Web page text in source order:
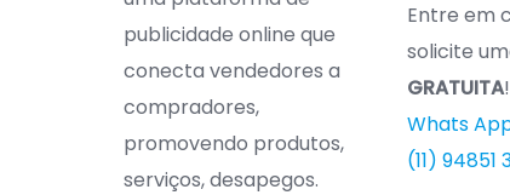
publicidade online que
conecta vendedores a
compradores,
promovendo produtos,
serviços, desapegos.
Entre em
solicite
GRATUITA!
Whats
(11) 94851